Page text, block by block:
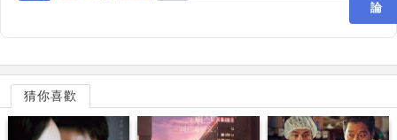
論
猜你喜歡